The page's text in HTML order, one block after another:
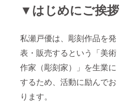
▼はじめにご挨拶
私瀬戸優は、彫刻作品を発
表・販売するという「美術
作家（彫刻家）」を生業に
するため、活動に励んでお
ります。